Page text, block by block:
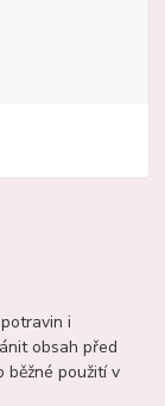
i
obsah před
běžné použití v